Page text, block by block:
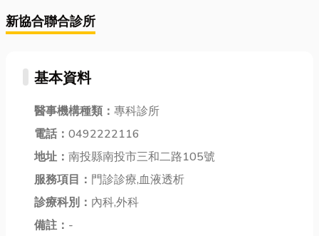
新協合聯合診所
基本資料
醫事機構種類： 專科診所
電話： 0492222116
地址： 南投縣南投市三和二路105號
服務項目： 門診診療,血液透析
診療科別： 內科,外科
備註： -